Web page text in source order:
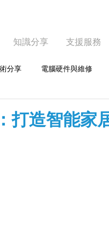
知識分享 支援服務
分享 電腦硬件與維修
打造智能家